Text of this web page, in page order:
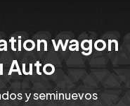
wagon
Auto
y seminuevos